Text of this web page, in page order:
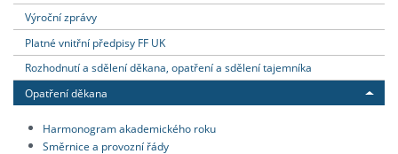
Výroční zprávy
Platné vnitřní předpisy FF UK
Rozhodnutí a sdělení děkana, opatření a sdělení tajemníka
Opatření děkana
Harmonogram akademického roku
Směrnice a provozní řády